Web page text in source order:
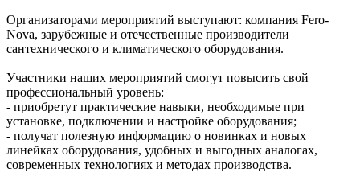
Организаторами мероприятий выступают: компания Fero-
Nova, зарубежные и отечественные производители
сантехнического и климатического оборудования.
Участники наших мероприятий смогут повысить свой
профессиональный уровень:
- приобретут практические навыки, необходимые при
установке, подключении и настройке оборудования;
- получат полезную информацию о новинках и новых
линейках оборудования, удобных и выгодных аналогах,
современных технологиях и методах производства.